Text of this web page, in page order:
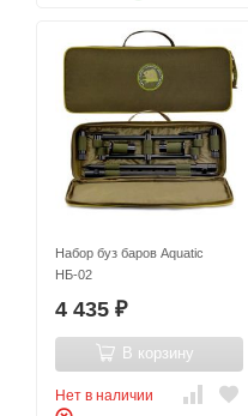
Набор буз баров Aquatic
НБ-02
4 435 ₽
В корзину
Нет в наличии